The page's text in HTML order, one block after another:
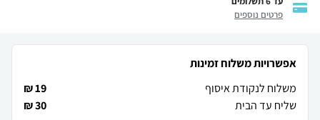
פרטים נוספים
אפשרויות משלוח זמינות
משלוח לנקודת איסוף
19 ₪
שליח עד הבית
30 ₪